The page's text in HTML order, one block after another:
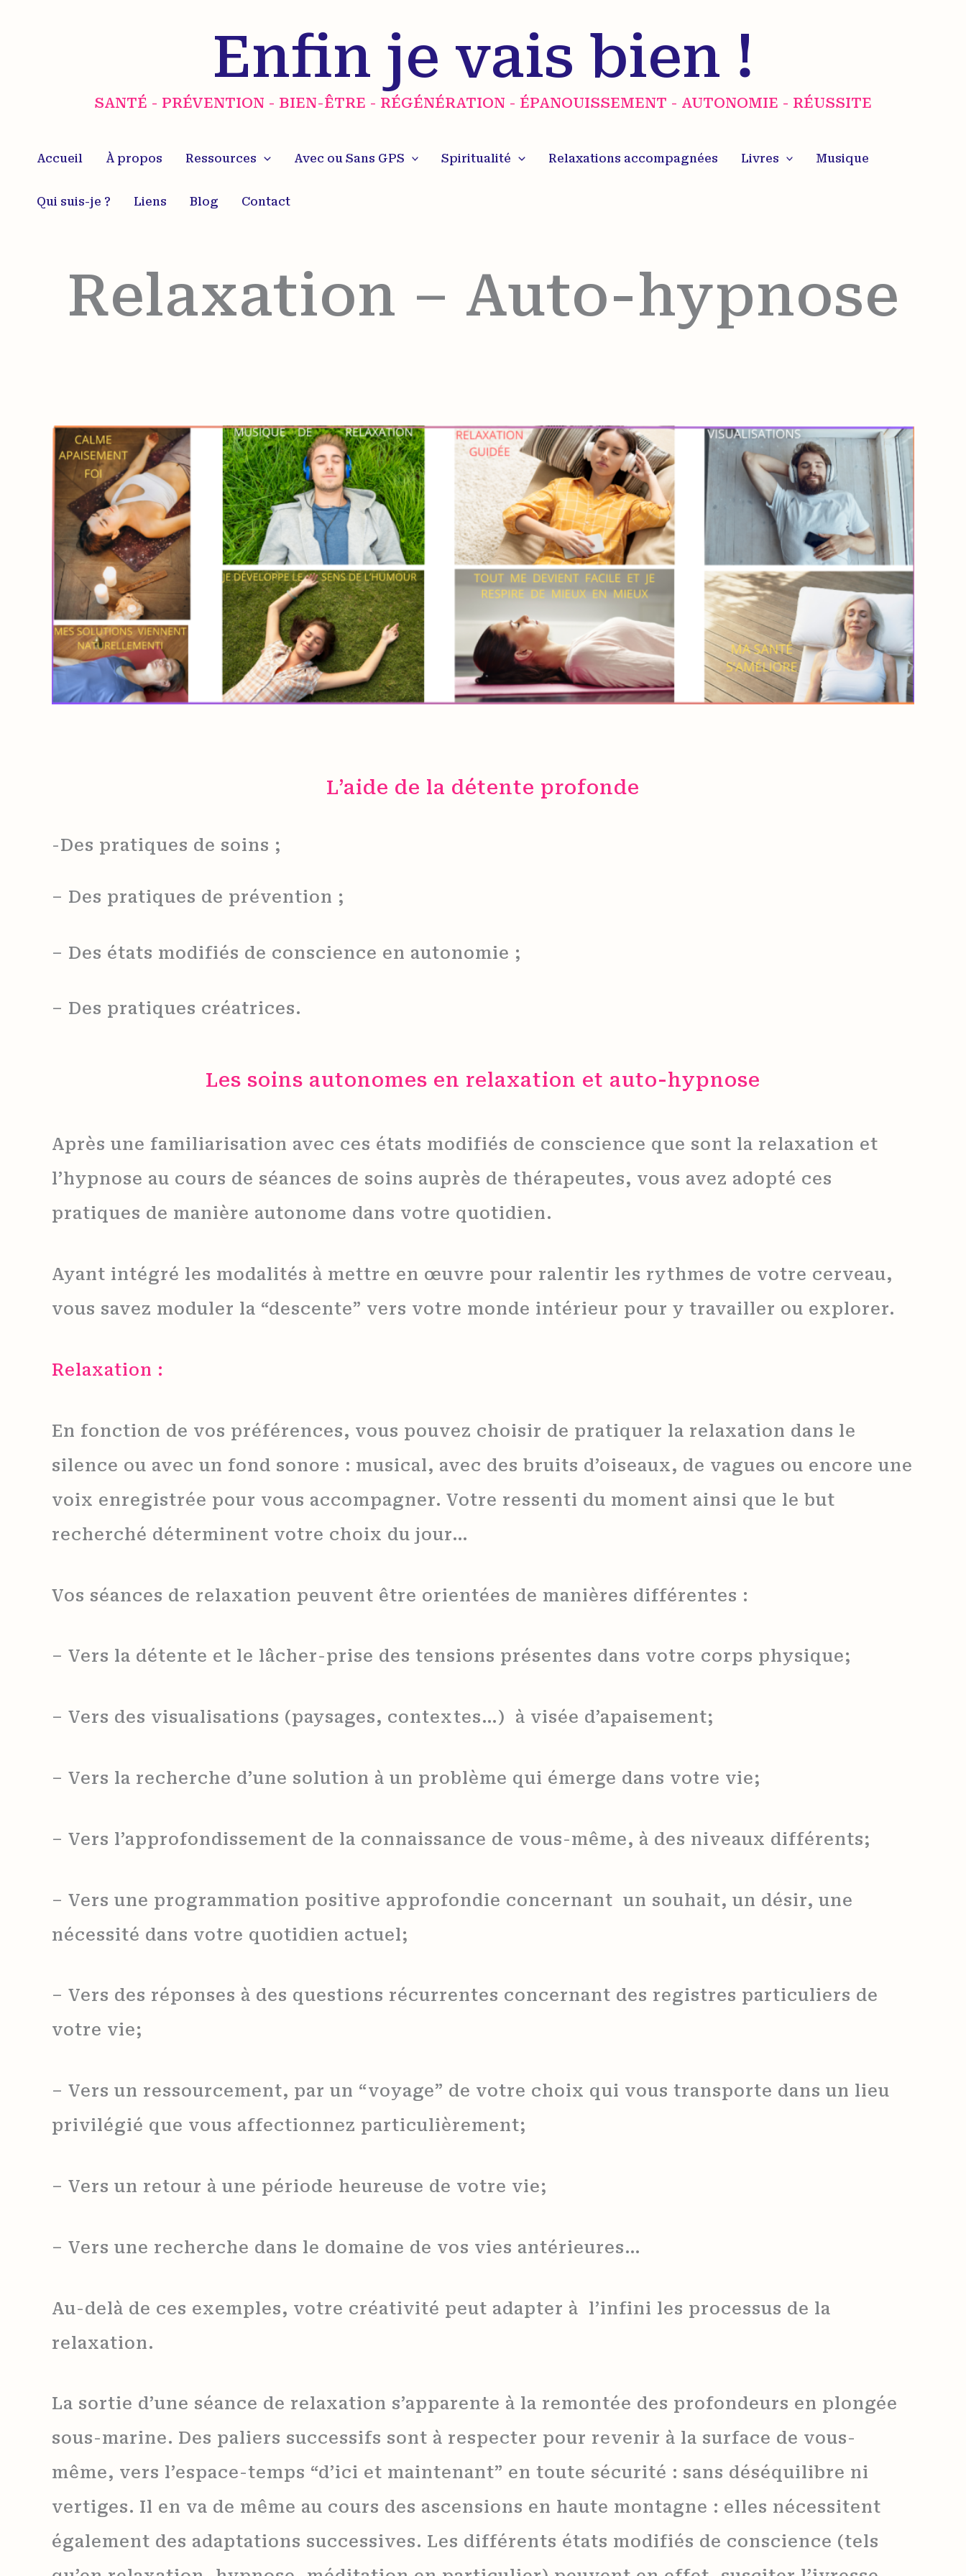
Enfin je vais bien !
SANTÉ - PRÉVENTION - BIEN-ÊTRE - RÉGÉNÉRATION - ÉPANOUISSEMENT - AUTONOMIE - RÉUSSITE
Accueil À propos Ressources Avec ou Sans GPS Spiritualité Relaxations accompagnées Livres Musique
Qui suis-je ? Liens Blog Contact
Relaxation – Auto-hypnose
L’aide de la détente profonde
-Des pratiques de soins ;
– Des pratiques de prévention ;
– Des états modifiés de conscience en autonomie ;
– Des pratiques créatrices.
Les soins autonomes en relaxation et auto-hypnose
Après une familiarisation avec ces états modifiés de conscience que sont la relaxation et
l’hypnose au cours de séances de soins auprès de thérapeutes, vous avez adopté ces
pratiques de manière autonome dans votre quotidien.
Ayant intégré les modalités à mettre en œuvre pour ralentir les rythmes de votre cerveau,
vous savez moduler la “descente” vers votre monde intérieur pour y travailler ou explorer.
Relaxation :
En fonction de vos préférences, vous pouvez choisir de pratiquer la relaxation dans le
silence ou avec un fond sonore : musical, avec des bruits d’oiseaux, de vagues ou encore une
voix enregistrée pour vous accompagner. Votre ressenti du moment ainsi que le but
recherché déterminent votre choix du jour…
Vos séances de relaxation peuvent être orientées de manières différentes :
– Vers la détente et le lâcher-prise des tensions présentes dans votre corps physique;
– Vers des visualisations (paysages, contextes…) à visée d’apaisement;
– Vers la recherche d’une solution à un problème qui émerge dans votre vie;
– Vers l’approfondissement de la connaissance de vous-même, à des niveaux différents;
– Vers une programmation positive approfondie concernant un souhait, un désir, une
nécessité dans votre quotidien actuel;
– Vers des réponses à des questions récurrentes concernant des registres particuliers de
votre vie;
– Vers un ressourcement, par un “voyage” de votre choix qui vous transporte dans un lieu
privilégié que vous affectionnez particulièrement;
– Vers un retour à une période heureuse de votre vie;
– Vers une recherche dans le domaine de vos vies antérieures…
Au-delà de ces exemples, votre créativité peut adapter à l’infini les processus de la
relaxation.
La sortie d’une séance de relaxation s’apparente à la remontée des profondeurs en plongée
sous-marine. Des paliers successifs sont à respecter pour revenir à la surface de vous-
même, vers l’espace-temps “d’ici et maintenant” en toute sécurité : sans déséquilibre ni
vertiges. Il en va de même au cours des ascensions en haute montagne : elles nécessitent
également des adaptations successives. Les différents états modifiés de conscience (tels